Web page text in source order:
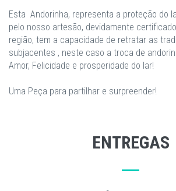
Esta Andorinha, representa a proteção do
pelo nosso artesão, devidamente
região, tem a capacidade de retratar as
subjacentes , neste caso a troca de
Amor, Felicidade e prosperidade do lar!
Uma Peça para partilhar e surpreender!
ENTREGAS